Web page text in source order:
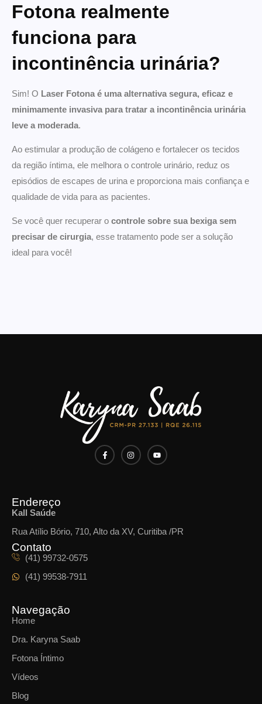
Fotona realmente
funciona para
incontinência urinária?
Sim! O Laser Fotona é uma alternativa segura, eficaz e
minimamente invasiva para tratar a incontinência urinária
leve a moderada.
Ao estimular a produção de colágeno e fortalecer os tecidos
da região íntima, ele melhora o controle urinário, reduz os
episódios de escapes de urina e proporciona mais confiança e
qualidade de vida para as pacientes.
Se você quer recuperar o controle sobre sua bexiga sem
precisar de cirurgia, esse tratamento pode ser a solução
ideal para você!
Endereço
Kall Saúde
Rua Atílio Bório, 710, Alto da XV, Curitiba /PR
Contato
(41) 99732-0575
(41) 99538-7911
Navegação
Home
Dra. Karyna Saab
Fotona Íntimo
Vídeos
Blog